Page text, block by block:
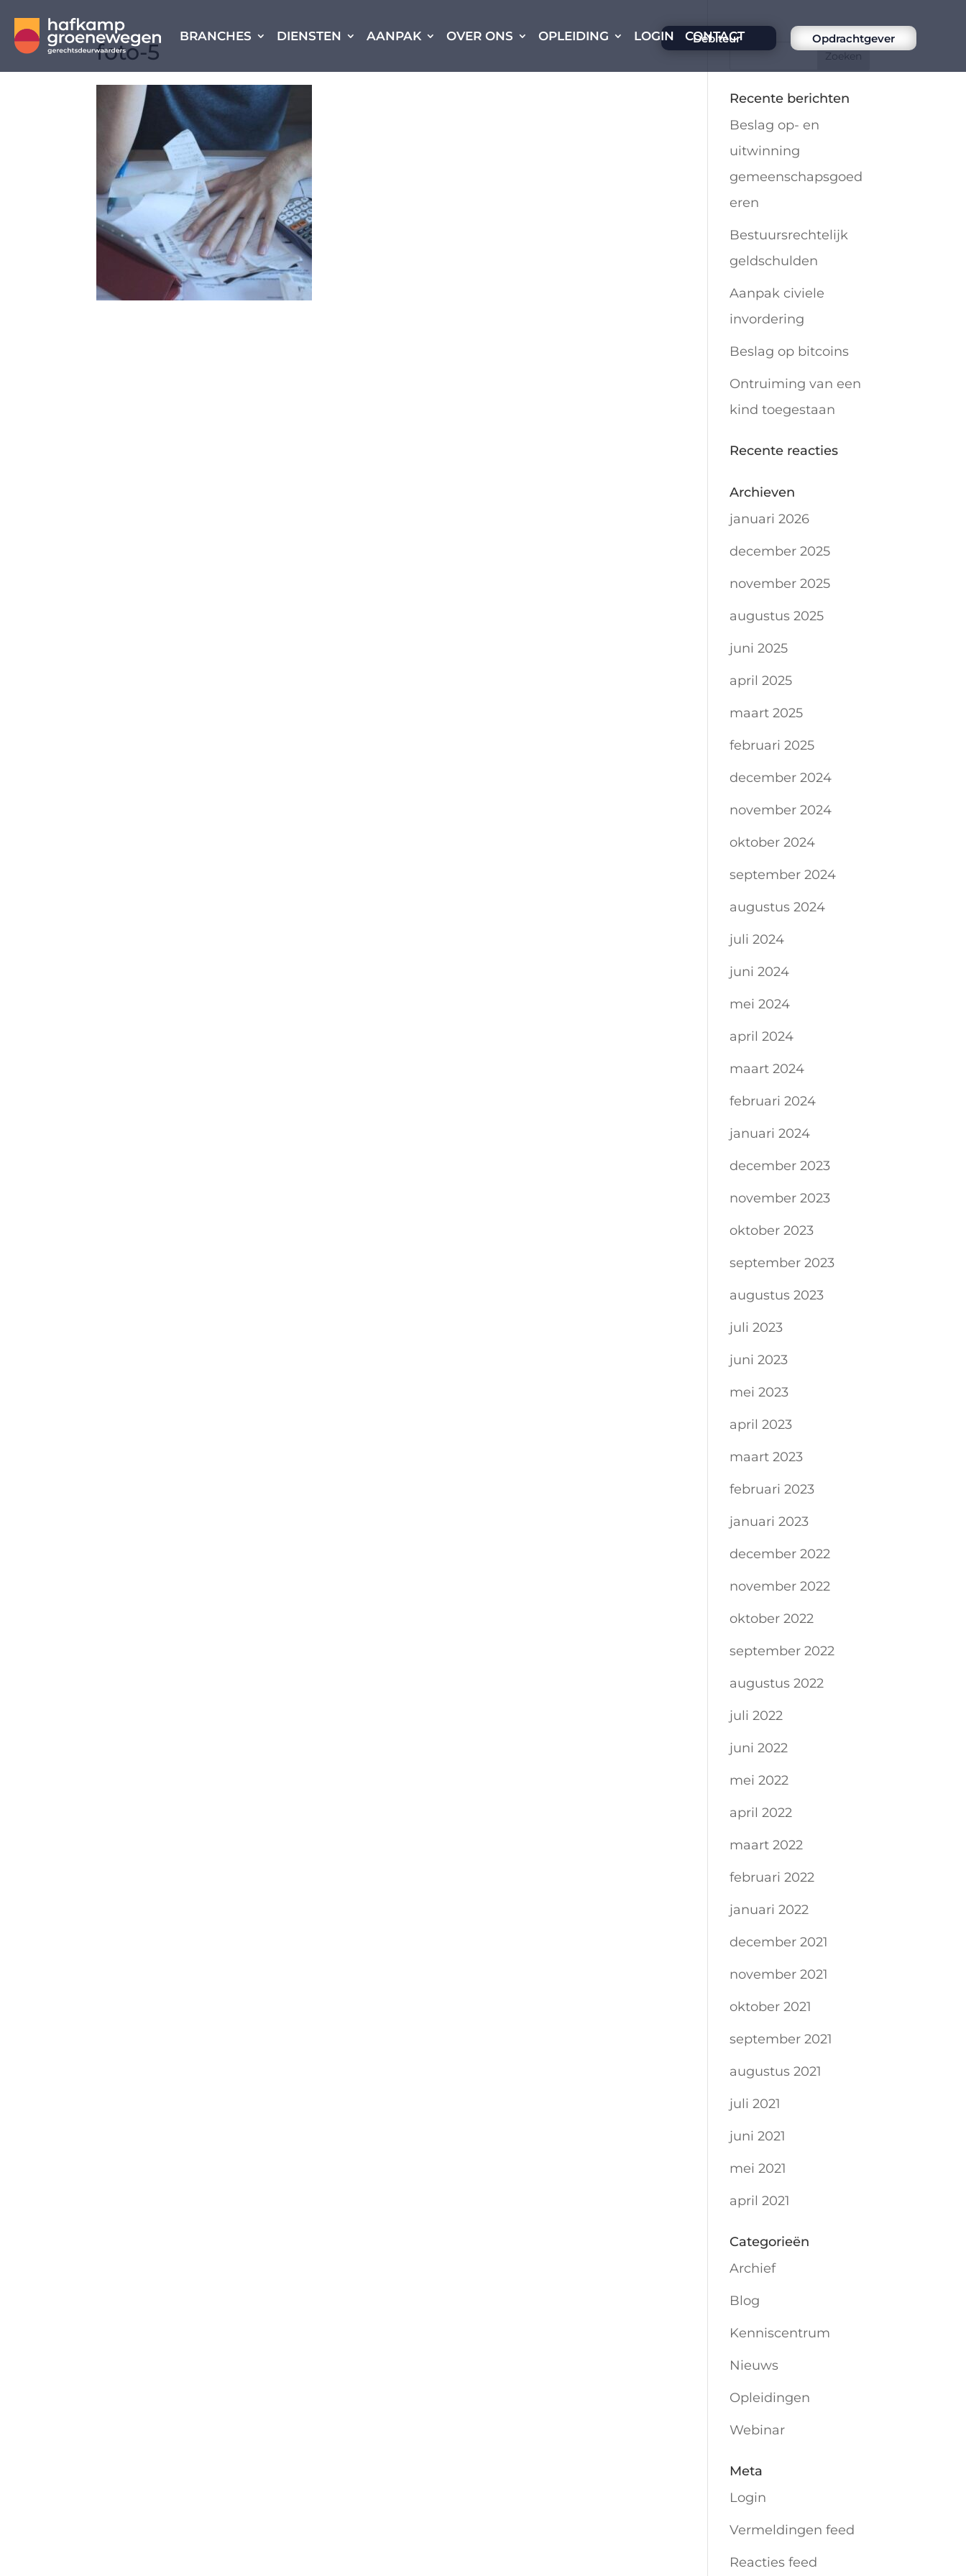
BRANCHES DIENSTEN AANPAK OVER ONS OPLEIDING LOGIN CONTACT
Debiteur Opdrachtgever
foto-5
Recente berichten
Beslag op- en
uitwinning
gemeenschapsgoed
eren
Bestuursrechtelijk
geldschulden
Aanpak civiele
invordering
Beslag op bitcoins
Ontruiming van een
kind toegestaan
Recente reacties
Archieven
januari 2026
december 2025
november 2025
augustus 2025
juni 2025
april 2025
maart 2025
februari 2025
december 2024
november 2024
oktober 2024
september 2024
augustus 2024
juli 2024
juni 2024
mei 2024
april 2024
maart 2024
februari 2024
januari 2024
december 2023
november 2023
oktober 2023
september 2023
augustus 2023
juli 2023
juni 2023
mei 2023
april 2023
maart 2023
februari 2023
januari 2023
december 2022
november 2022
oktober 2022
september 2022
augustus 2022
juli 2022
juni 2022
mei 2022
april 2022
maart 2022
februari 2022
januari 2022
december 2021
november 2021
oktober 2021
september 2021
augustus 2021
juli 2021
juni 2021
mei 2021
april 2021
Categorieën
Archief
Blog
Kenniscentrum
Nieuws
Opleidingen
Webinar
Meta
Login
Vermeldingen feed
Reacties feed